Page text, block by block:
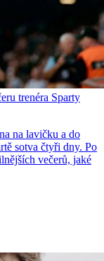
trenéra Sparty
na lavičku a do
sotva čtyři dny. Po
večerů, jaké